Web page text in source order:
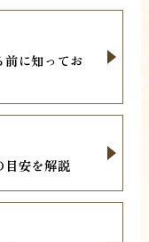
に知ってお
目安を解説